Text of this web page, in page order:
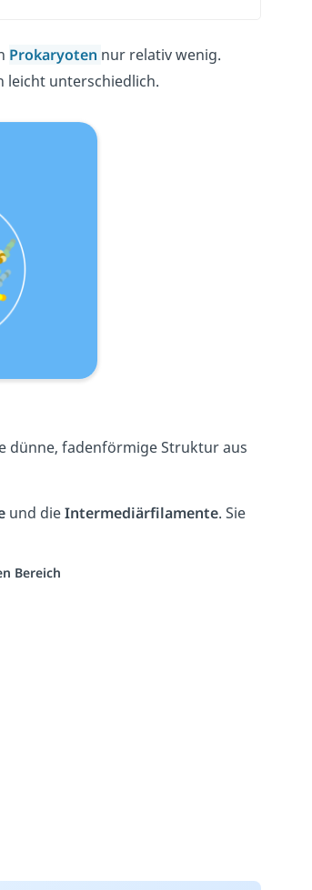
Prokaryoten nur relativ wenig.
leicht unterschiedlich.
dünne, fadenförmige Struktur aus
und dieIntermediärfilamente. Sie
Bereich